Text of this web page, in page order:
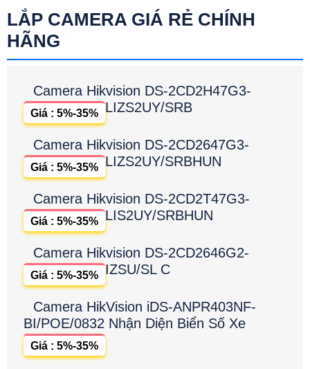
LẮP CAMERA GIÁ RẺ CHÍNH
HÃNG
Camera Hikvision DS-2CD2H47G3-
LIZS2UY/SRB
Giá : 5%-35%
Camera Hikvision DS-2CD2647G3-
LIZS2UY/SRBHUN
Giá : 5%-35%
Camera Hikvision DS-2CD2T47G3-
LIS2UY/SRBHUN
Giá : 5%-35%
Camera Hikvision DS-2CD2646G2-
IZSU/SL C
Giá : 5%-35%
Camera HikVision iDS-ANPR403NF-
BI/POE/0832 Nhận Diện Biển Số Xe
Giá : 5%-35%